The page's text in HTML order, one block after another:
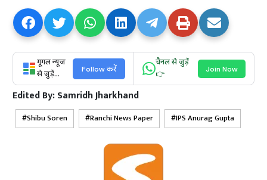
गूगल न्यूज
से जुड़ें...
Follow करें
चैनल से जुड़ें
👉
Join Now
Edited By:Samridh Jharkhand
Shibu Soren Ranchi News Paper IPS Anurag Gupta